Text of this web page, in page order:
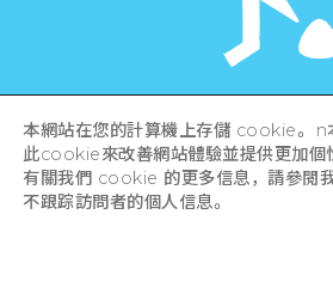
Hiroshima Prefecture /
All rights
本網站在您的計算機上存儲 cookie。 n
此cookie來改善網站體驗並提供更加個
有關我們 cookie 的更多信息，請參閱
不跟踪訪問者的個人信息。